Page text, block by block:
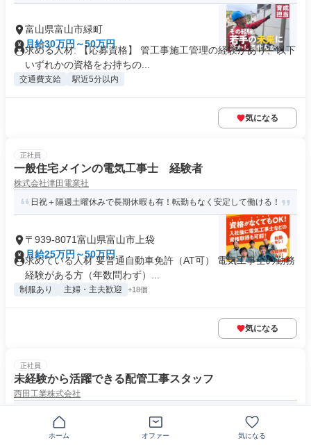
富山県富山市緑町
月給30万円～50万円
求める人材: 【応募資格】 管工事施工管理の経験があり、以下
いずれかの資格をお持ちの...
交通費支給 駅近5分以内
気になる
正社員
一般住宅メインの電気工事士 経験者
株式会社津田電業社
日祝＋隔週土曜休みで長期休暇も有！転勤もなく安定して働ける！
〒939-8071富山県富山市上袋
月給25万円～50万円
求めている人材 要普通自動車免許（AT可） 電気工事士の勤務
経験がある方（年数問わず）...
制服あり 主婦・主夫歓迎 +18個
気になる
正社員
未経験から活躍できる配管工事スタッフ
西田工業株式会社
ホーム オファー 気になる